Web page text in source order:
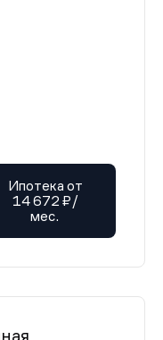
Ипотека от
14 672 ₽/
мес.